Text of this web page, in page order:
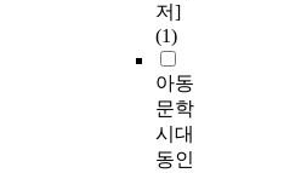
저]
(1)
아동
문학
시대
동인